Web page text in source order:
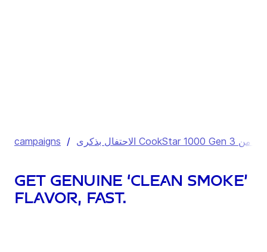
campaigns /
Get genuine ‘clean smoke’
flavor, fast.